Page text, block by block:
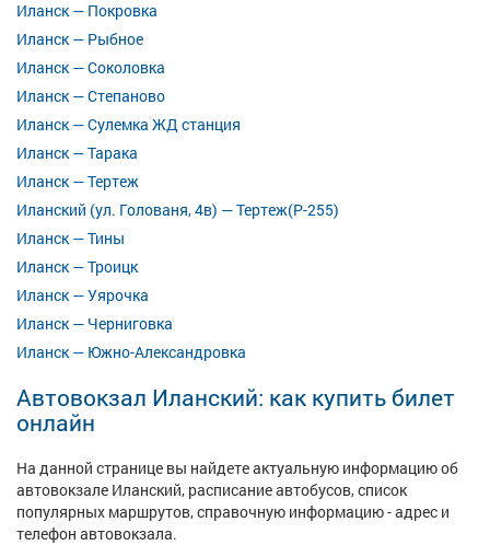
Иланск — Покровка
Иланск — Рыбное
Иланск — Соколовка
Иланск — Степаново
Иланск — Сулемка ЖД станция
Иланск — Тарака
Иланск — Тертеж
Иланский (ул. Голованя, 4в) — Тертеж(Р-255)
Иланск — Тины
Иланск — Троицк
Иланск — Уярочка
Иланск — Черниговка
Иланск — Южно-Александровка
Автовокзал Иланский: как купить билет
онлайн
На данной странице вы найдете актуальную информацию об
автовокзале Иланский, расписание автобусов, список
популярных маршрутов, справочную информацию - адрес и
телефон автовокзала.